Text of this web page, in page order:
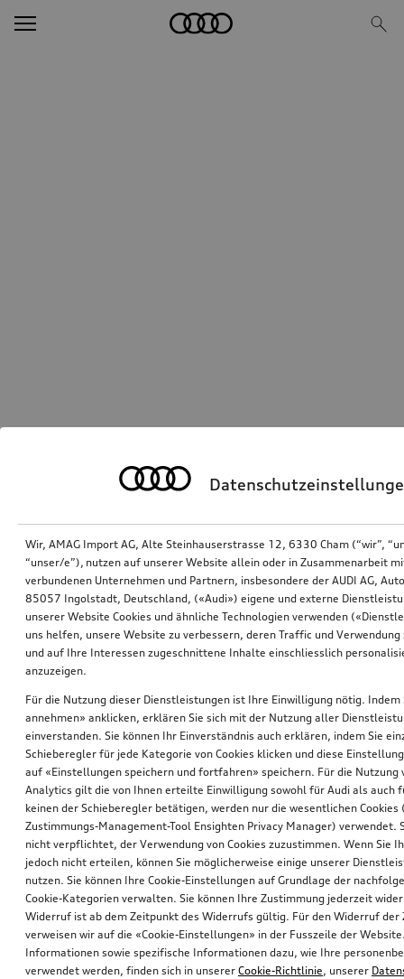
Wir, AMAG Import AG, Alte Steinhauserstrasse 12, 6330 Cham (“wir”,
“unser/e”), nutzen auf unserer Website allein oder in Zusammenarbeit
verbundenen Unternehmen und Partnern, insbesondere der AUDI AG,
85057 Ingolstadt, Deutschland, («Audi») eigene und externe
unserer Website Cookies und ähnliche Technologien verwenden
uns helfen, unsere Website zu verbessern, deren Traffic und Verwendung
und auf Ihre Interessen zugeschnittene Inhalte einschliesslich
anzuzeigen.
Für die Nutzung dieser Dienstleistungen ist Ihre Einwilligung nötig. Indem
annehmen» anklicken, erklären Sie sich mit der Nutzung aller
einverstanden. Sie können Ihr Einverständnis auch erklären, indem Sie
Schieberegler für jede Kategorie von Cookies klicken und diese
auf «Einstellungen speichern und fortfahren» speichern. Für die Nutzung
Analytics gilt die von Ihnen erteilte Einwilligung sowohl für Audi als auch
keinen der Schieberegler betätigen, werden nur die wesentlichen Cookies
Zustimmungs-Management-Tool Ensighten Privacy Manager) verwendet.
nicht verpflichtet, der Verwendung von Cookies zuzustimmen. Wenn Sie
jedoch nicht erteilen, können Sie möglicherweise einige unserer
nutzen. Sie können Ihre Cookie-Einstellungen auf Grundlage der
Cookie-Kategorien verwalten. Sie können Ihre Zustimmung jederzeit
Widerruf ist ab dem Zeitpunkt des Widerrufs gültig. Für den Widerruf der
verweisen wir auf die «Cookie-Einstellungen» in der Fusszeile der
Informationen sowie spezifische Informationen dazu, wie Ihre
verwendet werden, finden sich in unserer Cookie-Richtlinie, unserer